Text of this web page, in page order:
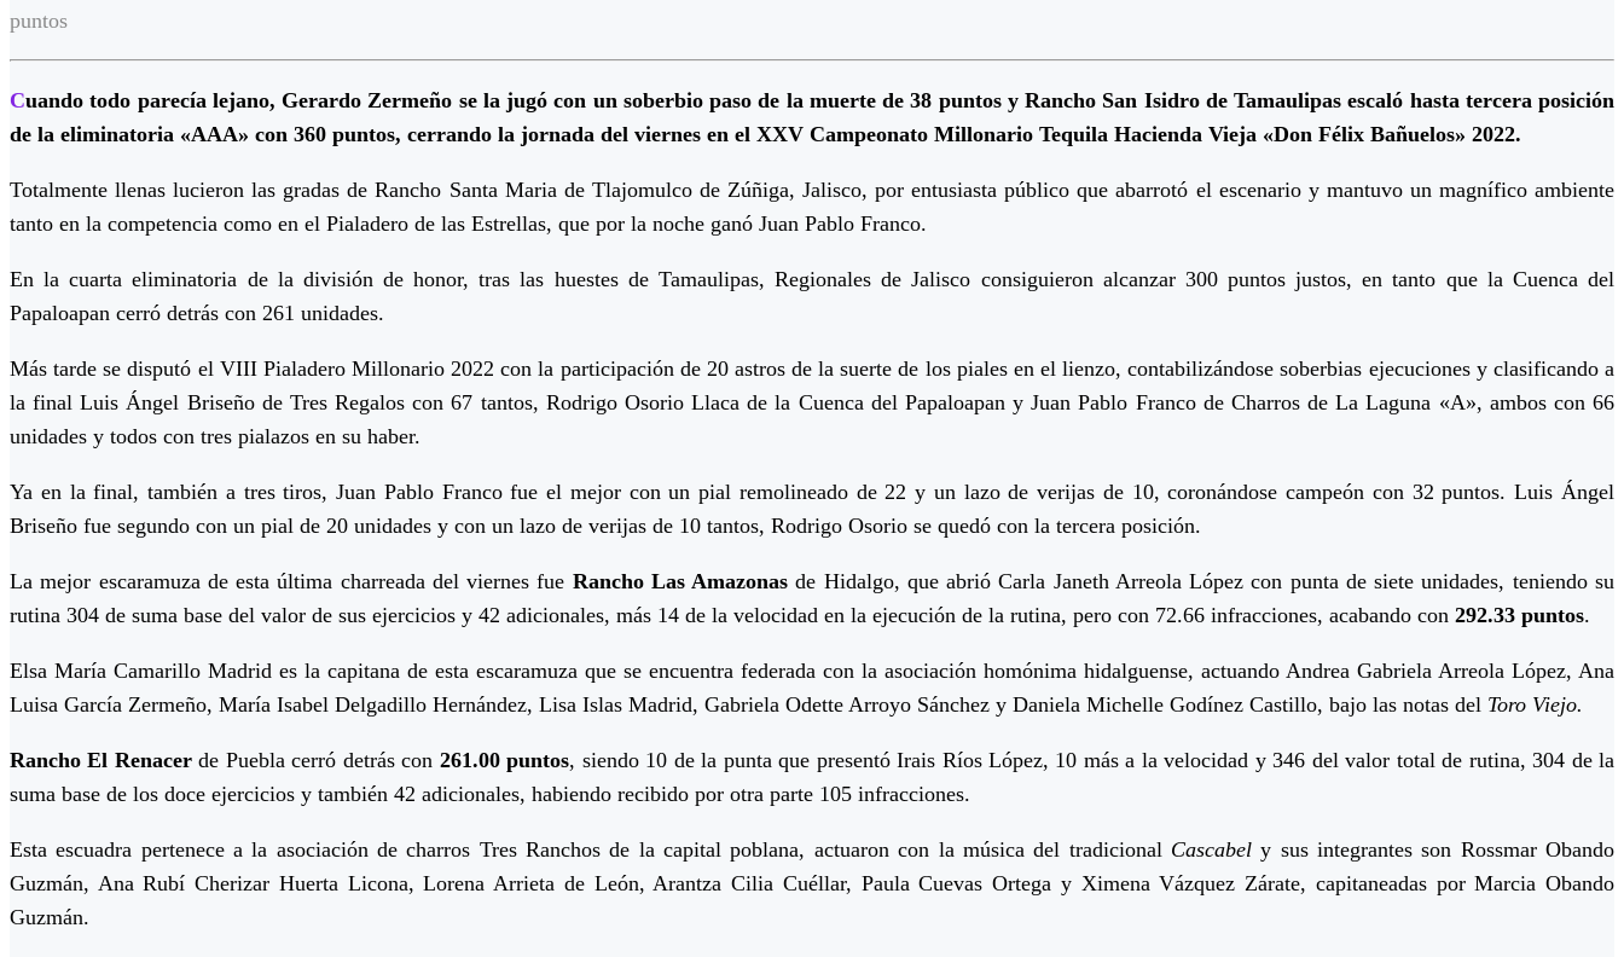
puntos
Cuando todo parecía lejano, Gerardo Zermeño se la jugó con un soberbio paso de la muerte de 38 puntos y Rancho San Isidro de Tamaulipas escaló hasta tercera posición
de la eliminatoria «AAA» con 360 puntos, cerrando la jornada del viernes en el XXV Campeonato Millonario Tequila Hacienda Vieja «Don Félix Bañuelos» 2022.
Totalmente llenas lucieron las gradas de Rancho Santa Maria de Tlajomulco de Zúñiga, Jalisco, por entusiasta público que abarrotó el escenario y mantuvo un magnífico ambiente
tanto en la competencia como en el Pialadero de las Estrellas, que por la noche ganó Juan Pablo Franco.
En la cuarta eliminatoria de la división de honor, tras las huestes de Tamaulipas, Regionales de Jalisco consiguieron alcanzar 300 puntos justos, en tanto que la Cuenca del
Papaloapan cerró detrás con 261 unidades.
Más tarde se disputó el VIII Pialadero Millonario 2022 con la participación de 20 astros de la suerte de los piales en el lienzo, contabilizándose soberbias ejecuciones y clasificando a
la final Luis Ángel Briseño de Tres Regalos con 67 tantos, Rodrigo Osorio Llaca de la Cuenca del Papaloapan y Juan Pablo Franco de Charros de La Laguna «A», ambos con 66
unidades y todos con tres pialazos en su haber.
Ya en la final, también a tres tiros, Juan Pablo Franco fue el mejor con un pial remolineado de 22 y un lazo de verijas de 10, coronándose campeón con 32 puntos. Luis Ángel
Briseño fue segundo con un pial de 20 unidades y con un lazo de verijas de 10 tantos, Rodrigo Osorio se quedó con la tercera posición.
La mejor escaramuza de esta última charreada del viernes fue Rancho Las Amazonas de Hidalgo, que abrió Carla Janeth Arreola López con punta de siete unidades, teniendo su
rutina 304 de suma base del valor de sus ejercicios y 42 adicionales, más 14 de la velocidad en la ejecución de la rutina, pero con 72.66 infracciones, acabando con 292.33 puntos.
Elsa María Camarillo Madrid es la capitana de esta escaramuza que se encuentra federada con la asociación homónima hidalguense, actuando Andrea Gabriela Arreola López, Ana
Luisa García Zermeño, María Isabel Delgadillo Hernández, Lisa Islas Madrid, Gabriela Odette Arroyo Sánchez y Daniela Michelle Godínez Castillo, bajo las notas del Toro Viejo.
Rancho El Renacerde Puebla cerró detrás con 261.00 puntos, siendo 10 de la punta que presentó Irais Ríos López, 10 más a la velocidad y 346 del valor total de rutina, 304 de la
suma base de los doce ejercicios y también 42 adicionales, habiendo recibido por otra parte 105 infracciones.
Esta escuadra pertenece a la asociación de charros Tres Ranchos de la capital poblana, actuaron con la música del tradicional Cascabely sus integrantes son Rossmar Obando
Guzmán, Ana Rubí Cherizar Huerta Licona, Lorena Arrieta de León, Arantza Cilia Cuéllar, Paula Cuevas Ortega y Ximena Vázquez Zárate, capitaneadas por Marcia Obando
Guzmán.